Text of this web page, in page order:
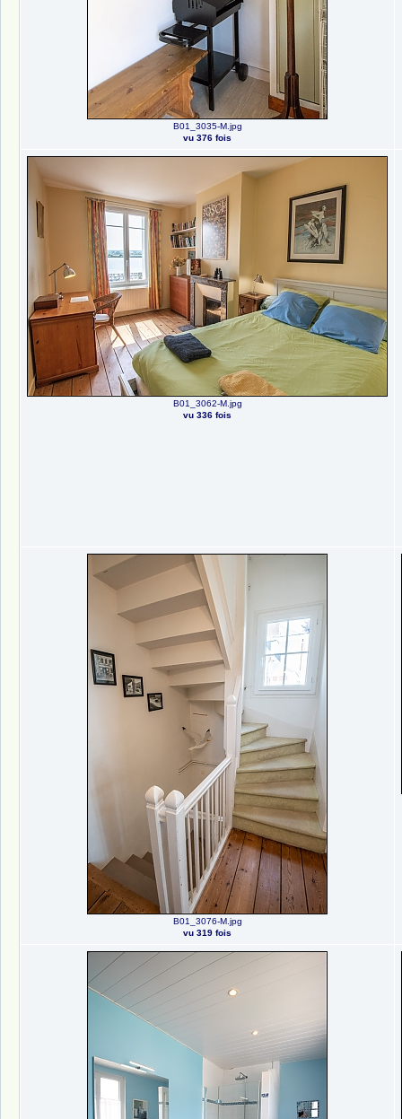
B01_3035-M.jpg
vu 376 fois
B01_3062-M.jpg
vu 336 fois
B01_3076-M.jpg
vu 319 fois